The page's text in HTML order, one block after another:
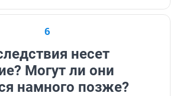
6
несет
Могут ли они
намного позже?